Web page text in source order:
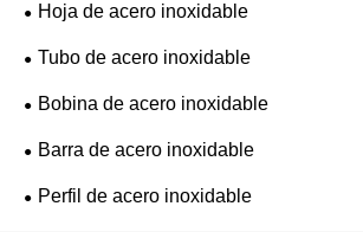
Hoja de acero inoxidable
Tubo de acero inoxidable
Bobina de acero inoxidable
Barra de acero inoxidable
Perfil de acero inoxidable